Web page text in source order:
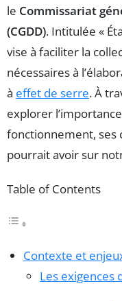
le Commissariat
(CGDD). Intitulée «
vise à faciliter la
nécessaires à
à effet de serre. À
explorer
fonctionnement, ses
pourrait avoir sur
Table of Contents
Contexte et
Les exigences